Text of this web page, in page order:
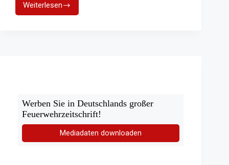
Weiterlesen
DRF
Luftrettung:
Werben Sie in Deutschlands großer
Feuerwehrzeitschrift!
Mediadaten downloaden